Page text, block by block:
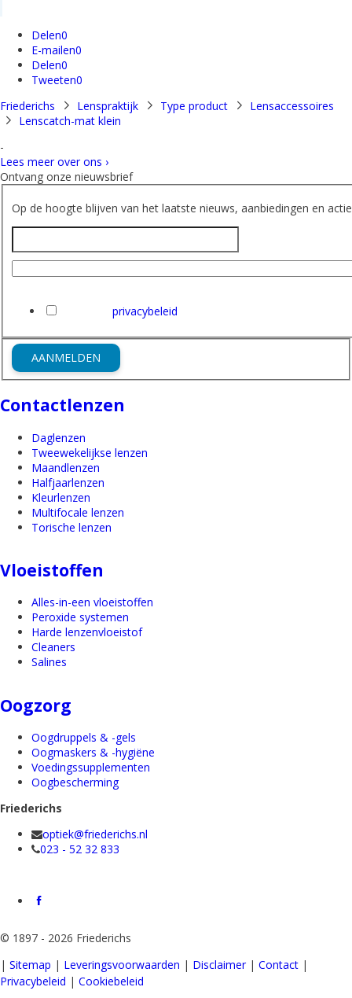
Delen0
E-mailen0
Delen0
Tweeten0
Friederichs
Lenspraktijk Type product
Lensaccessoires
Lenscatch-mat klein
-
Lees meer over ons ›
Ontvang onze nieuwsbrief
Op de hoogte blijven van het laatste nieuws, aanbiedingen en
privacybeleid
AANMELDEN
Contactlenzen
Daglenzen
Tweewekelijkse lenzen
Maandlenzen
Halfjaarlenzen
Kleurlenzen
Multifocale lenzen
Torische lenzen
Vloeistoffen
Alles-in-een vloeistoffen
Peroxide systemen
Harde lenzenvloeistof
Cleaners
Salines
Oogzorg
Oogdruppels & -gels
Oogmaskers & -hygiëne
Voedingssupplementen
Oogbescherming
Friederichs
optiek@friederichs.nl
023 - 52 32 833
© 1897 - 2026 Friederichs
| Sitemap | Leveringsvoorwaarden | Disclaimer | Contact |
Privacybeleid | Cookiebeleid